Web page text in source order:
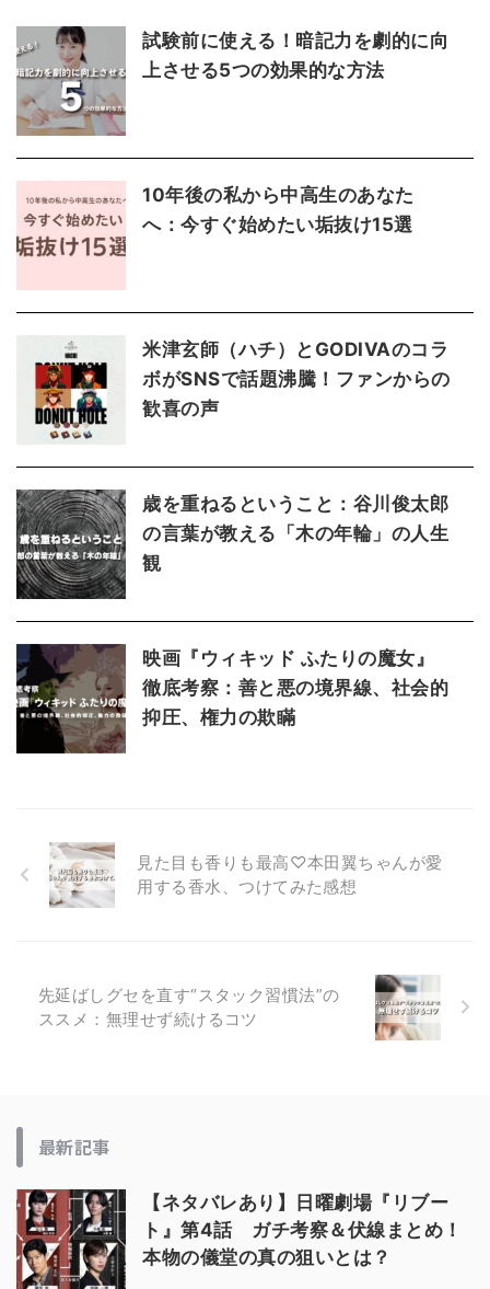
試験前に使える！暗記力を劇的に向
上させる5つの効果的な方法
10年後の私から中高生のあなた
へ：今すぐ始めたい垢抜け15選
米津玄師（ハチ）とGODIVAのコラ
ボがSNSで話題沸騰！ファンからの
歓喜の声
歳を重ねるということ：谷川俊太郎
の言葉が教える「木の年輪」の人生
観
映画『ウィキッド ふたりの魔女』
徹底考察：善と悪の境界線、社会的
抑圧、権力の欺瞞
見た目も香りも最高♡本田翼ちゃんが愛
用する香水、つけてみた感想
先延ばしグセを直す“スタック習慣法”の
ススメ：無理せず続けるコツ
最新記事
【ネタバレあり】日曜劇場『リブー
ト』第4話 ガチ考察＆伏線まとめ！
本物の儀堂の真の狙いとは？